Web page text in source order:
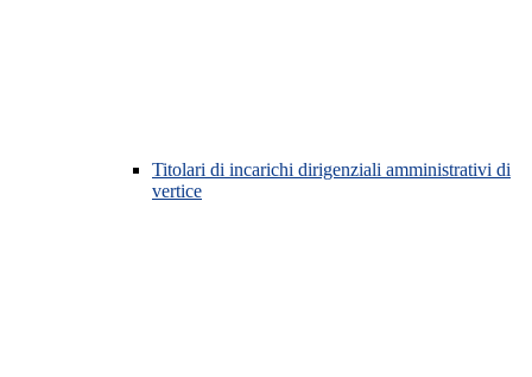
Titolari di incarichi dirigenziali amministrativi di
vertice